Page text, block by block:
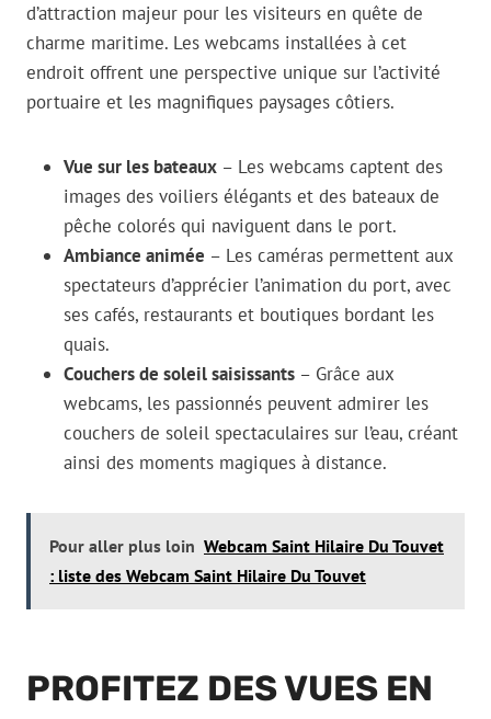
d’attraction majeur pour les visiteurs en quête de
charme maritime. Les webcams installées à cet
endroit offrent une perspective unique sur l’activité
portuaire et les magnifiques paysages côtiers.
Vue sur les bateaux – Les webcams captent des
images des voiliers élégants et des bateaux de
pêche colorés qui naviguent dans le port.
Ambiance animée – Les caméras permettent aux
spectateurs d’apprécier l’animation du port, avec
ses cafés, restaurants et boutiques bordant les
quais.
Couchers de soleil saisissants – Grâce aux
webcams, les passionnés peuvent admirer les
couchers de soleil spectaculaires sur l’eau, créant
ainsi des moments magiques à distance.
Pour aller plus loin Webcam Saint Hilaire Du Touvet
: liste des Webcam Saint Hilaire Du Touvet
PROFITEZ DES VUES EN